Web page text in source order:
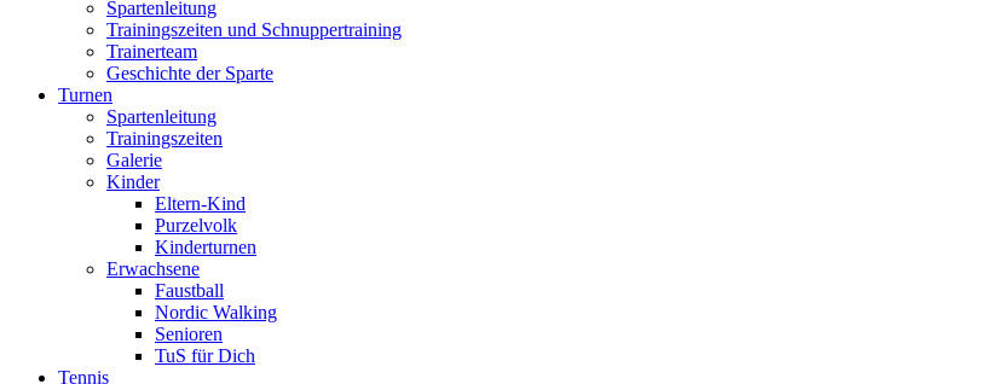
Spartenleitung
Trainingszeiten und Schnuppertraining
Trainerteam
Geschichte der Sparte
Turnen
Spartenleitung
Trainingszeiten
Galerie
Kinder
Eltern-Kind
Purzelvolk
Kinderturnen
Erwachsene
Faustball
Nordic Walking
Senioren
TuS für Dich
Tennis